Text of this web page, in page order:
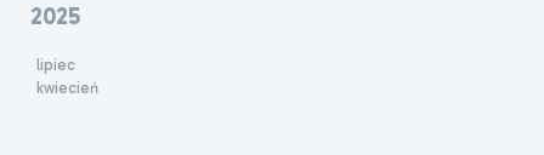
2025
lipiec
kwiecień